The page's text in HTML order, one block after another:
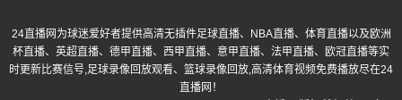
24直播网为球迷爱好者提供高清无插件足球直播、NBA直播、体育直播以及欧洲
杯直播、英超直播、德甲直播、西甲直播、意甲直播、法甲直播、欧冠直播等实
时更新比赛信号,足球录像回放观看、篮球录像回放,高清体育视频免费播放尽在24
直播网！